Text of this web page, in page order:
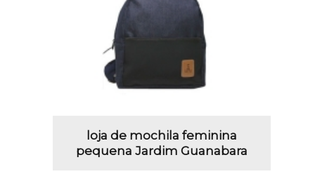
loja de mochila feminina
pequena Jardim Guanabara